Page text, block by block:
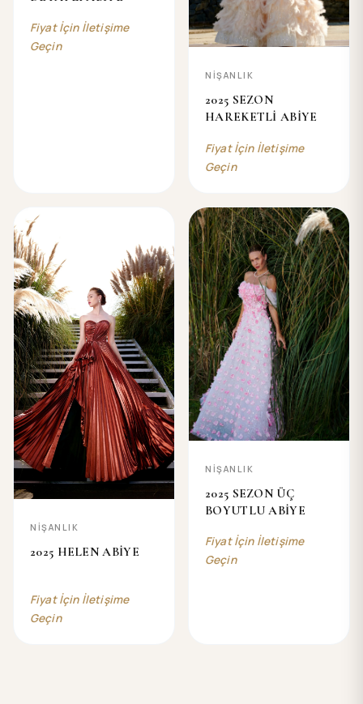
Fiyat İçin İletişime
Geçin
NİŞANLIK
2025 SEZON
HAREKETLİ ABİYE
Fiyat İçin İletişime
Geçin
NİŞANLIK
2025 HELEN ABİYE
Fiyat İçin İletişime
Geçin
NİŞANLIK
2025 SEZON ÜÇ
BOYUTLU ABİYE
Fiyat İçin İletişime
Geçin